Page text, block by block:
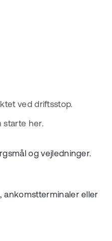
ved driftsstop.
starte her.
og vejledninger.
ankomstterminaler eller